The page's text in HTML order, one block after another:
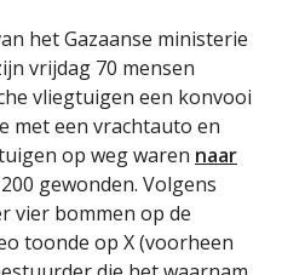
het Gazaanse ministerie
vrijdag 70 mensen
vliegtuigen een konvooi
met een vrachtauto en
op weg waren naar
gewonden. Volgens
vier bommen op de
toonde op X (voorheen